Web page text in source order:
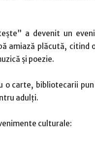
a devenit un
amiază plăcută, citind
și poezie.
o carte, bibliotecarii
adulți.
culturale: